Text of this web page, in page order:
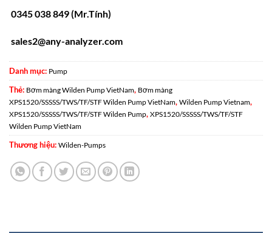
0345 038 849 (Mr.Tính)
sales2@any-analyzer.com
Danh mục: Pump
Thẻ: Bơm màng Wilden Pump VietNam, Bơm màng
XPS1520/SSSSS/TWS/TF/STF Wilden Pump VietNam, Wilden Pump Vietnam,
XPS1520/SSSSS/TWS/TF/STF Wilden Pump, XPS1520/SSSSS/TWS/TF/STF
Wilden Pump VietNam
Thương hiệu: Wilden-Pumps